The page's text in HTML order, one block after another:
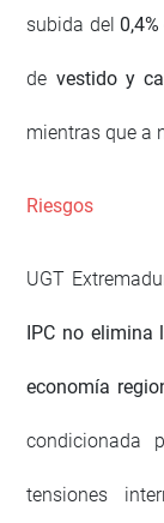
subida del 0,4%
de vestido y
mientras que a
Riesgos
UGT
IPC no elimina
economía
condicionada
tensiones